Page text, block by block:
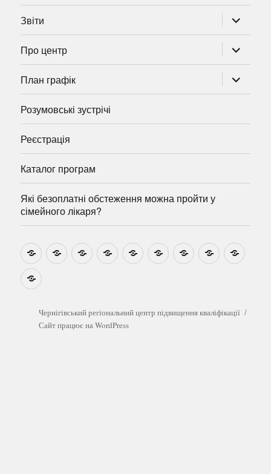
Звіти
підменю
Про центр
підменю
План графік
підменю
Розумовські зустрічі
Реєстрація
Каталог програм
Які безоплатні обстеження можна пройти у
сімейного лікаря?
НовиниНавчально-
методичні
Ми
на
Звіти Про
центр
План
графік
Розумовські
зустрічі
Реєстрація
Які
безоплатні
можна
пройти
у
Чернігівський регіональний центр підвищення кваліфікації
Сайт працює на WordPress